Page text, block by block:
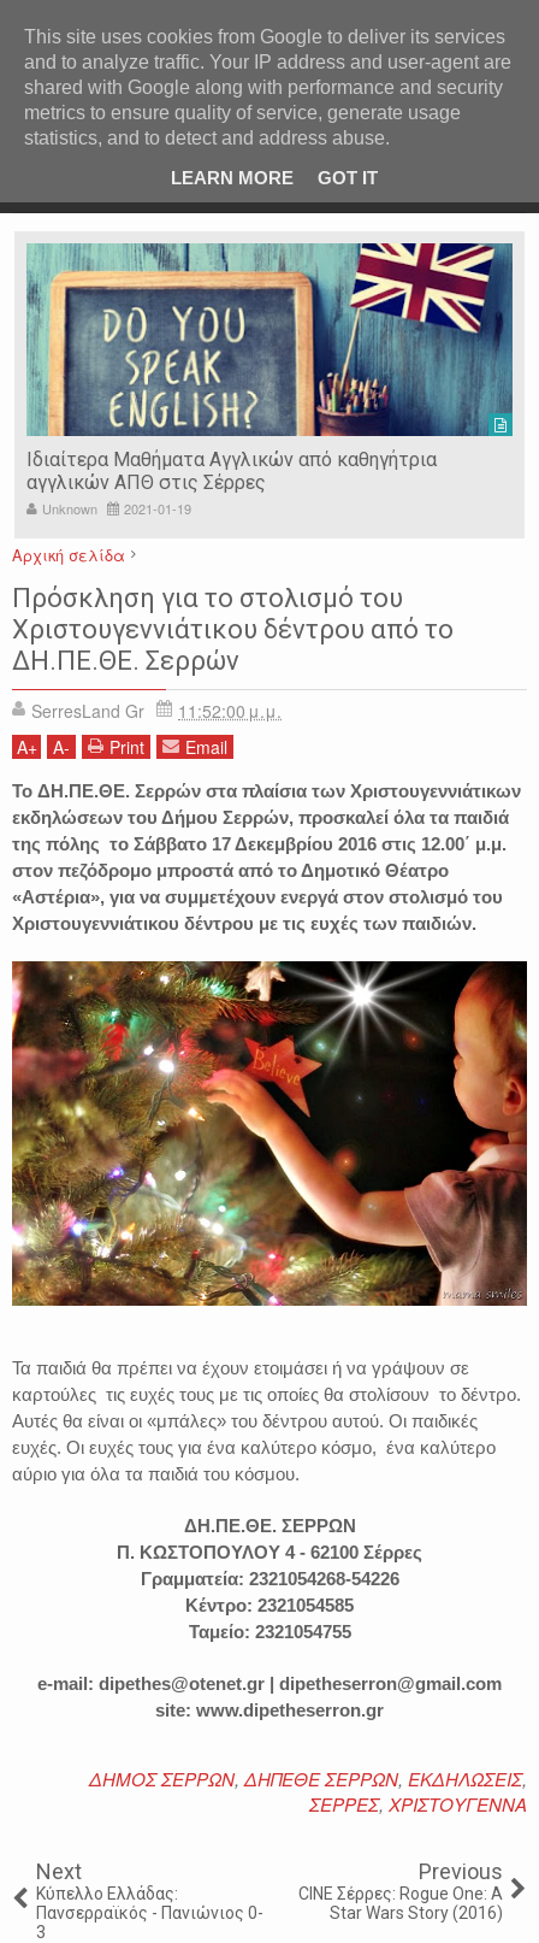
Ιερόσυλοι έκλεψαν τάματα από Ιερό Ναό στις Σέρρες
Ιδιαίτερα Μαθήματα Αγγλικών από καθηγήτρια
αγγλικών ΑΠΘ στις Σέρρες
Unknown 2021-01-19
Αρχική σελίδα
ΔΗΜΟΣ ΣΕΡΡΩΝ
ΔΗΠΕΘΕ ΣΕΡΡΩΝ ΕΚΔΗΛΩΣΕΙΣ
ΧΡΙΣΤΟΥΓΕΝΝΑ
Πρόσκληση για το στολισμό του
Χριστουγεννιάτικου δέντρου από το
ΔΗ.ΠΕ.ΘΕ. Σερρών
SerresLand Gr
11:52:00 μ.μ.
A+ A- Print Email
To ΔΗ.ΠΕ.ΘΕ. Σερρών στα πλαίσια των Χριστουγεννιάτικων
εκδηλώσεων του Δήμου Σερρών, προσκαλεί όλα τα παιδιά
της πόλης το Σάββατο 17 Δεκεμβρίου 2016 στις 12.00΄ μ.μ.
στον πεζόδρομο μπροστά από το Δημοτικό Θέατρο
«Αστέρια», για να συμμετέχουν ενεργά στον στολισμό του
Χριστουγεννιάτικου δέντρου με τις ευχές των παιδιών.
Τα παιδιά θα πρέπει να έχουν ετοιμάσει ή να γράψουν σε
καρτούλες τις ευχές τους με τις οποίες θα στολίσουν το δέντρο.
Αυτές θα είναι οι «μπάλες» του δέντρου αυτού. Οι παιδικές
ευχές. Οι ευχές τους για ένα καλύτερο κόσμο, ένα καλύτερο
αύριο για όλα τα παιδιά του κόσμου.
ΔΗ.ΠΕ.ΘΕ. ΣΕΡΡΩΝ
Π. ΚΩΣΤΟΠΟΥΛΟΥ 4 - 62100 Σέρρες
Γραμματεία: 2321054268-54226
Κέντρο: 2321054585
Ταμείο: 2321054755
e-mail: dipethes@otenet.gr | dipetheserron@gmail.com
site: www.dipetheserron.gr
ΔΗΜΟΣ ΣΕΡΡΩΝ, ΔΗΠΕΘΕ ΣΕΡΡΩΝ, ΕΚΔΗΛΩΣΕΙΣ,
ΣΕΡΡΕΣ, ΧΡΙΣΤΟΥΓΕΝΝΑ
Next
Κύπελλο Ελλάδας:
Πανσερραϊκός - Πανιώνιος 0-
3
Previous
CINE Σέρρες: Rogue One: A
Star Wars Story (2016)
ΚΕΝΤΡΙΚΗ ΑΝΑ ΚΑΤΗΓΟΡΙΑ
ΕΙΔΗΣΕΙΣ ΑΝΑ ΠΕΡΙΟΧΗ
ΠΡΟΣΦΑΤΑ ΝΕΑ
Ν. ΣΕΡΡΩΝ Η ΓΗ ΜΑΣ
ΤΥΧΑΙΕΣ ΑΝΑΡΤΗΣΕΙΣ/ΑΡΘΡΑ
Serres Racing Circuit
Panserraikos FC
Ikaroi B.C.
This site uses cookies from Google to deliver its services
and to analyze traffic. Your IP address and user-agent are
shared with Google along with performance and security
metrics to ensure quality of service, generate usage
statistics, and to detect and address abuse.
LEARN MORE
GOT IT